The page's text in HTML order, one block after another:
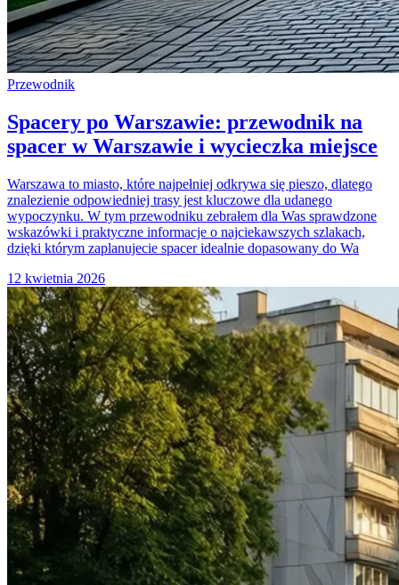
Przewodnik
Spacery po Warszawie: przewodnik na
spacer w Warszawie i wycieczka miejsce
Warszawa to miasto, które najpełniej odkrywa się pieszo, dlatego
znalezienie odpowiedniej trasy jest kluczowe dla udanego
wypoczynku. W tym przewodniku zebrałem dla Was sprawdzone
wskazówki i praktyczne informacje o najciekawszych szlakach,
dzięki którym zaplanujecie spacer idealnie dopasowany do Wa
12 kwietnia 2026